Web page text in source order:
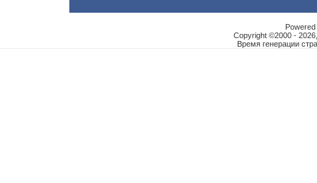
Copyright ©2000 -
Время генерации